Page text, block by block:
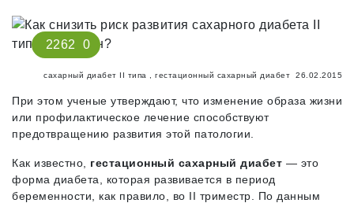
2262 0
сахарный диабет II типа гестационный сахарный диабет 26.02.2015
При этом ученые утверждают, что изменение образа жизни
или профилактичес­кое лечение способствуют
предотвращению развития этой патологии.
Как известно, гестационный сахарный диабет — это
форма диабета, которая развивается в период
беременности, как правило, во II триместр. По данным